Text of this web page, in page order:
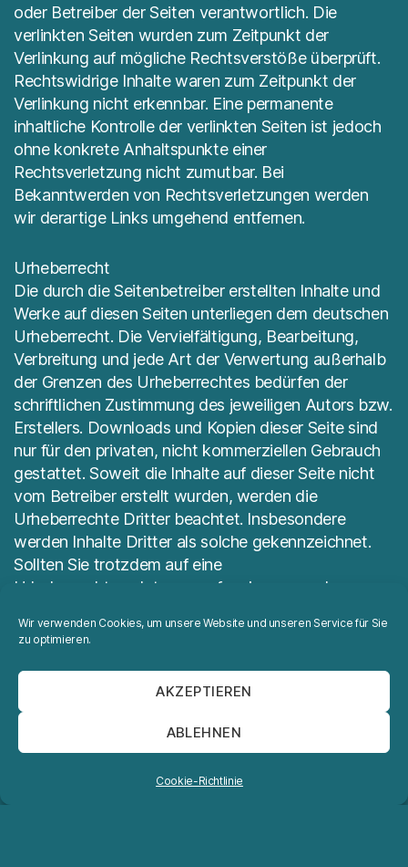
Wir verwenden Cookies, um unsere Website und unseren Service für Sie
zu optimieren.
AKZEPTIEREN
ABLEHNEN
Cookie-Richtlinie
oder Betreiber der Seiten verantwortlich. Die
verlinkten Seiten wurden zum Zeitpunkt der
Verlinkung auf mögliche Rechtsverstöße überprüft.
Rechtswidrige Inhalte waren zum Zeitpunkt der
Verlinkung nicht erkennbar. Eine permanente
inhaltliche Kontrolle der verlinkten Seiten ist jedoch
ohne konkrete Anhaltspunkte einer
Rechtsverletzung nicht zumutbar. Bei
Bekanntwerden von Rechtsverletzungen werden
wir derartige Links umgehend entfernen.
Urheberrecht
Die durch die Seitenbetreiber erstellten Inhalte und
Werke auf diesen Seiten unterliegen dem deutschen
Urheberrecht. Die Vervielfältigung, Bearbeitung,
Verbreitung und jede Art der Verwertung außerhalb
der Grenzen des Urheberrechtes bedürfen der
schriftlichen Zustimmung des jeweiligen Autors bzw.
Erstellers. Downloads und Kopien dieser Seite sind
nur für den privaten, nicht kommerziellen Gebrauch
gestattet. Soweit die Inhalte auf dieser Seite nicht
vom Betreiber erstellt wurden, werden die
Urheberrechte Dritter beachtet. Insbesondere
werden Inhalte Dritter als solche gekennzeichnet.
Sollten Sie trotzdem auf eine
Urheberrechtsverletzung aufmerksam werden,
Bekanntwerden von Rechtsverletzungen werden